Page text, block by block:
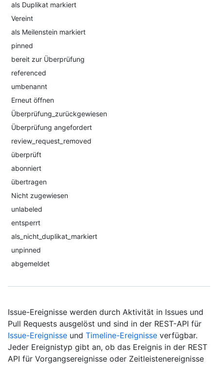
als Duplikat markiert
Vereint
als Meilenstein markiert
pinned
bereit zur Überprüfung
referenced
umbenannt
Erneut öffnen
Überprüfung_zurückgewiesen
Überprüfung angefordert
review_request_removed
überprüft
abonniert
übertragen
Nicht zugewiesen
unlabeled
entsperrt
als_nicht_duplikat_markiert
unpinned
abgemeldet
Issue-Ereignisse werden durch Aktivität in Issues und
Pull Requests ausgelöst und sind in der REST-API für
Issue-Ereignisse und Timeline-Ereignisse verfügbar.
Jeder Ereignistyp gibt an, ob das Ereignis in der REST
API für Vorgangsereignisse oder Zeitleistenereignisse